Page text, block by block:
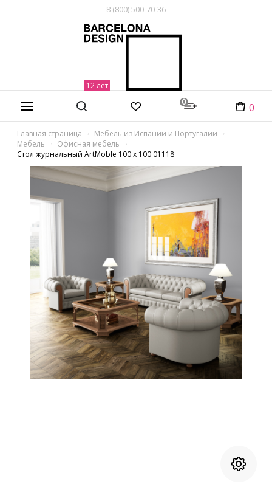
8 (800) 500-70-36
0 0
Главная страница
Мебель из Испании и Португалии
Мебель
Офисная мебель
Стол журнальный ArtMoble 100 x 100 01118